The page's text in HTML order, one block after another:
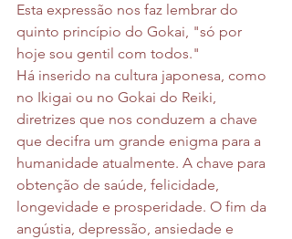
Esta expressão nos faz lembrar do
quinto princípio do Gokai, "só por
hoje sou gentil com todos."
Há inserido na cultura japonesa, como
no Ikigai ou no Gokai do Reiki,
diretrizes que nos conduzem a chave
que decifra um grande enigma para a
humanidade atualmente. A chave para
obtenção de saúde, felicidade,
longevidade e prosperidade. O fim da
angústia, depressão, ansiedade e